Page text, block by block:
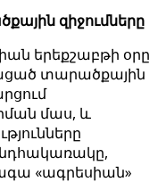
զիջումները
երեքշաբթի օրը
տարածքային
մաս, և
«ագրեսիան»